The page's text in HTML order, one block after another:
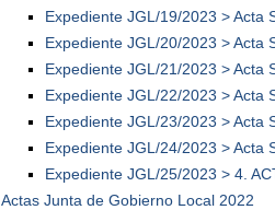
Expediente JGL/19/2023 > Acta
Expediente JGL/20/2023 > Acta
Expediente JGL/21/2023 > Acta
Expediente JGL/22/2023 > Acta
Expediente JGL/23/2023 > Acta
Expediente JGL/24/2023 > Acta
Expediente JGL/25/2023 > 4.
Actas Junta de Gobierno Local 2022